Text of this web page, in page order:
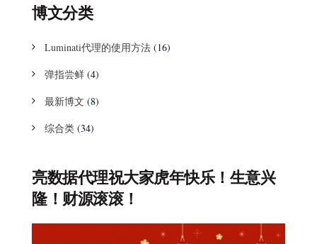
博文分类
Luminati代理的使用方法 (16)
弹指尝鲜 (4)
最新博文 (8)
综合类 (34)
亮数据代理祝大家虎年快乐！生意兴
隆！财源滚滚！